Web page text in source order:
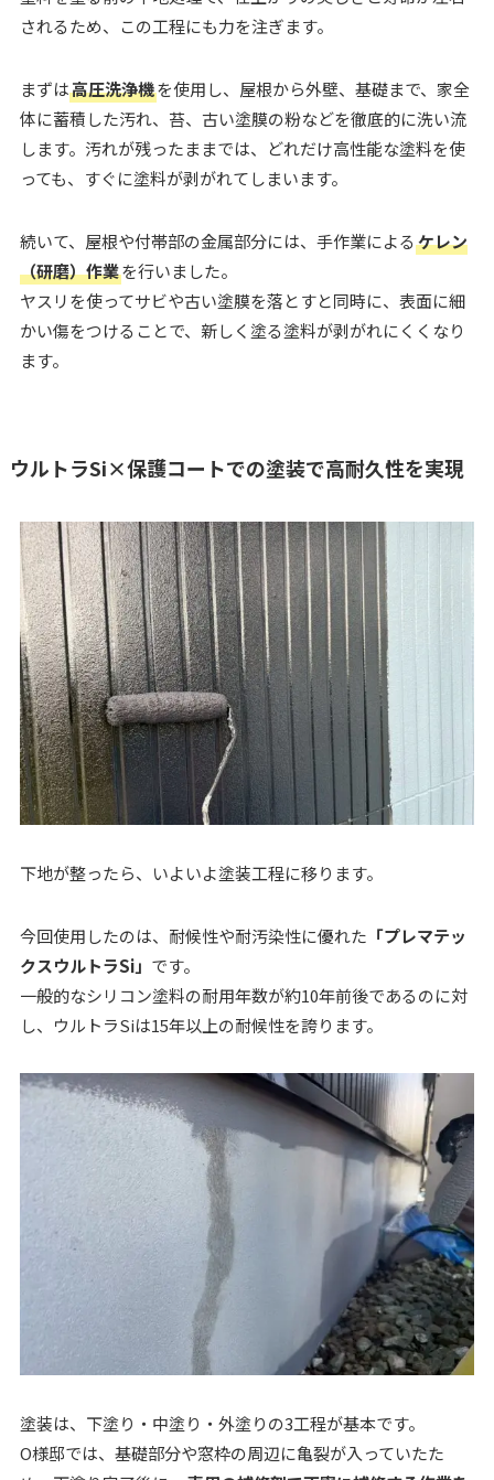
されるため、この工程にも力を注ぎます。
まずは高圧洗浄機を使用し、屋根から外壁、基礎まで、家全
体に蓄積した汚れ、苔、古い塗膜の粉などを徹底的に洗い流
します。汚れが残ったままでは、どれだけ高性能な塗料を使
っても、すぐに塗料が剥がれてしまいます。
続いて、屋根や付帯部の金属部分には、手作業による ケレン
（研磨）作業を行いました。
ヤスリを使ってサビや古い塗膜を落とすと同時に、表面に細
かい傷をつけることで、新しく塗る塗料が剥がれにくくなり
ます。
ウルトラSi×保護コートでの塗装で高耐久性を実現
下地が整ったら、いよいよ塗装工程に移ります。
今回使用したのは、耐候性や耐汚染性に優れた 「プレマテッ
クスウルトラSi」 です。
一般的なシリコン塗料の耐用年数が約10年前後であるのに対
し、ウルトラSiは15年以上の耐候性を誇ります。
塗装は、下塗り・中塗り・外塗りの3工程が基本です。
O様邸では、基礎部分や窓枠の周辺に亀裂が入っていたた